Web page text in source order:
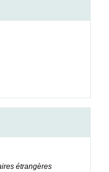
étrangères